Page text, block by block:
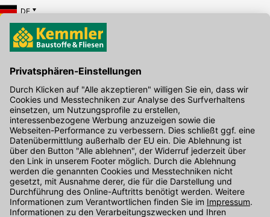
DE
Hier gibt's die kostenlose App
Kontakt
Unser Onlineshop Team ist montags bis freitags von 08:00 - 17:00
Uhr unter der Telefonnummer07071 / 151-151für Sie erreichbar.
Alternativ können Sie unser Kontaktformular nutzen.